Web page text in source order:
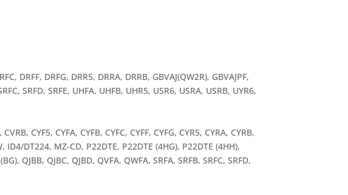
DRFF, DRFG, DRR5, DRRA, DRRB, GBVAJ(QW2R), GBVAJPF,
SRFD, SRFE, UHFA, UHFB, UHR5, USR6, USRA, USRB, UYR6,
CYF5, CYFA, CYFB, CYFC, CYFF, CYFG, CYR5, CYRA, CYRB,
ID4/DT224, MZ-CD, P22DTE, P22DTE (4HG), P22DTE (4HH),
QJBB, QJBC, QJBD, QVFA, QWFA, SRFA, SRFB, SRFC, SRFD,